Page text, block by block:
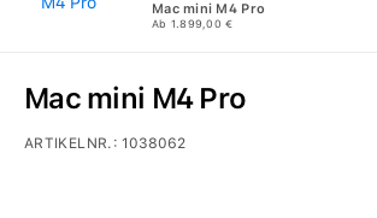
Mac mini M4 Pro
Ab 1.899,00 €
Mac mini M4 Pro
ARTIKELNR.:1038062